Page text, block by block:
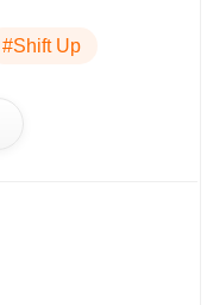
#Shift Up